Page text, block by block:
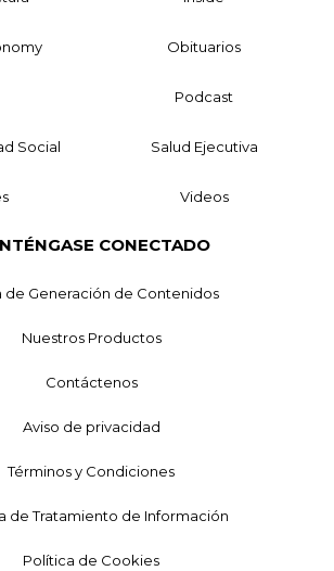
Obituarios
Podcast
Social Salud Ejecutiva
Videos
CONECTADO
de Generación de Contenidos
Nuestros Productos
Contáctenos
Aviso de privacidad
Términos y Condiciones
de Tratamiento de Información
Política de Cookies